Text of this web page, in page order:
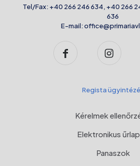
Tel/Fax: +40 266 246 634, +40 266
636
E-mail:
Regista
Kérelmek
Elektronikus
Panaszok